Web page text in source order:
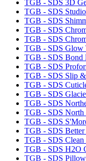
TGB - SDS 3D
TGB - SDS
TGB - SDS
TGB - SDS
TGB - SDS
TGB - SDS Glow
TGB - SDS Bond
TGB - SDS
TGB - SDS Slip
TGB - SDS
TGB - SDS
TGB - SDS
TGB - SDS North
TGB - SDS
TGB - SDS
TGB - SDS Clean
TGB - SDS H2O
TGB - SDS